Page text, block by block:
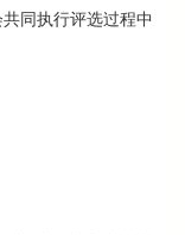
同执行评选过程中